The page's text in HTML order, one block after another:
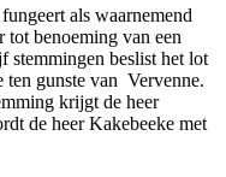
als waarnemend
tot benoeming van een
stemmingen beslist het lot
ten gunste van Vervenne.
krijgt de heer
de heer Kakebeeke met